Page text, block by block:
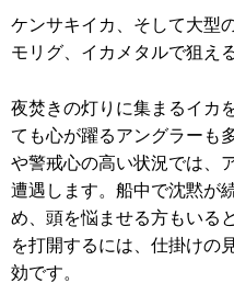
ケンサキイカ、そして大型
モリグ、イカメタルで狙え
夜焚きの灯りに集まるイカ
ても心が躍るアングラーも
や警戒心の高い状況では、
遭遇します。船中で沈黙が
め、頭を悩ませる方もいる
を打開するには、仕掛けの
効です。